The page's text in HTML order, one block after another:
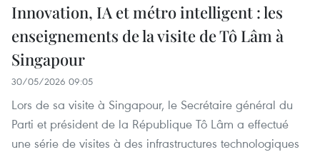
Innovation, IA et métro intelligent : les
enseignements de la visite de Tô Lâm à
Singapour
30/05/2026 09:05
Lors de sa visite à Singapour, le Secrétaire général du
Parti et président de la République Tô Lâm a effectué
une série de visites à des infrastructures technologiques